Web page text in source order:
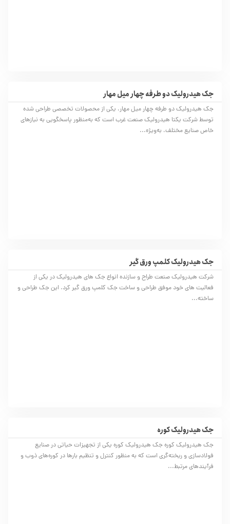
جک هیدرولیک دو طرفه چهار میل مهار
جک هیدرولیک دو طرفه چهار میل مهار، یکی از محصولات تخصصی طراحی شده
توسط شرکت یکتا هیدرولیک صنعت غرب است که به‌منظور پاسخگویی به نیازهای
خاص صنایع مختلف، به‌ویژه...
جک هیدرولیک کلمپ ورق‌ گیر
شرکت هیدرولیک صنعت طراح و سازنده انواع جک های هیدرولیک در یکی از
فعالیت های خود موفق طراحی و ساخت جک کلمپ ورق گیر کرد. این جک طراحی و
ساخته...
جک هیدرولیک کوره‌
جک هیدرولیک کوره‌ جک هیدرولیک کوره‌ یکی از تجهیزات حیاتی در صنایع
فولادسازی و ریخته‌گری است که به منظور کنترل و تنظیم بارها در کوره‌های ذوب و
فرآیندهای مرتبط...